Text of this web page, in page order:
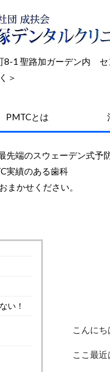
1 聖路加ガーデン内 セ
＞
PMTCとは
先端のスウェーデン式予
実績のある歯科
まかせください。
こんにち
ここ最
い！